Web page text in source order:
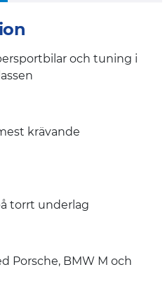
och tuning i
krävande
torrt underlag
Porsche, BMW M och